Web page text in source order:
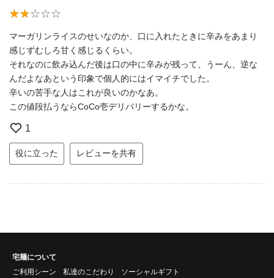
マーガリンライスのせいなのか、口に入れたときに辛みをあまり
感じずむしろ甘く感じるくらい。
それなのに飲み込んだ後は口の中に辛みが残って、うーん、逆な
んだよなあという印象で個人的にはイマイチでした。
辛いの苦手な人はこれが良いのかなあ。
この値段払うならCoCo壱デリバリーするかな。
1
役に立った レビューを共有
宅麺について
ご利用シーン
私達のこだわり ソーシャルギフト